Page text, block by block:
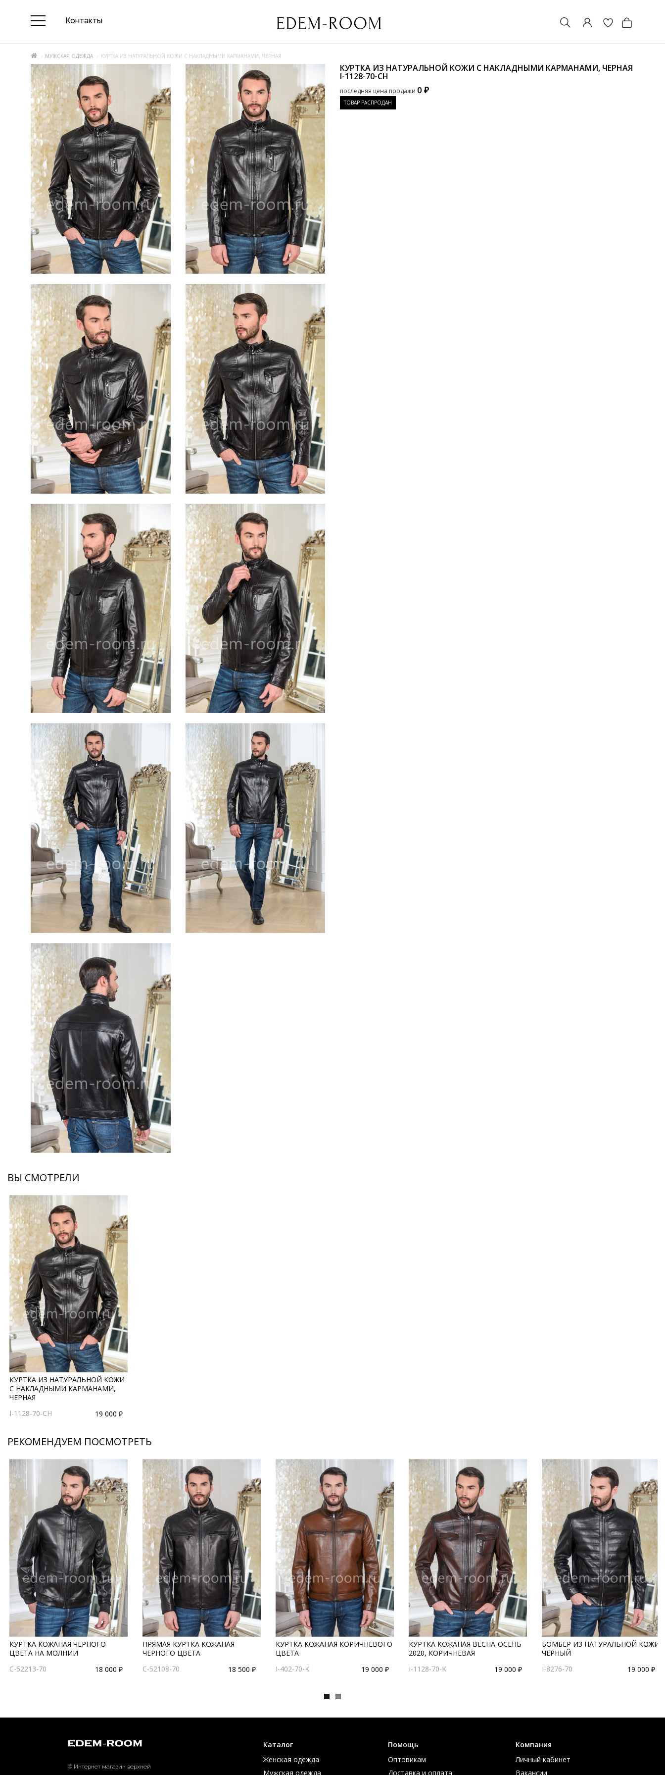
Контакты
МУЖСКАЯ ОДЕЖДА КУРТКА ИЗ НАТУРАЛЬНОЙ КОЖИ С НАКЛАДНЫМИ КАРМАНАМИ, ЧЕРНАЯ
КУРТКА ИЗ НАТУРАЛЬНОЙ КОЖИ С НАКЛАДНЫМИ КАРМАНАМИ, ЧЕРНАЯ
I-1128-70-CH
последняя цена продажи 0 ₽
ТОВАР РАСПРОДАН
ВЫ СМОТРЕЛИ
КУРТКА ИЗ НАТУРАЛЬНОЙ КОЖИ
С НАКЛАДНЫМИ КАРМАНАМИ,
ЧЕРНАЯ
I-1128-70-CH
19 000 ₽
РЕКОМЕНДУЕМ ПОСМОТРЕТЬ
КУРТКА КОЖАНАЯ ЧЕРНОГО
ЦВЕТА НА МОЛНИИ
C-52213-70
18 000 ₽
ПРЯМАЯ КУРТКА КОЖАНАЯ
ЧЕРНОГО ЦВЕТА
C-52108-70
18 500 ₽
КУРТКА КОЖАНАЯ КОРИЧНЕВОГО
ЦВЕТА
I-402-70-K
19 000 ₽
КУРТКА КОЖАНАЯ ВЕСНА-ОСЕНЬ
2020, КОРИЧНЕВАЯ
I-1128-70-K
19 000 ₽
БОМБЕР ИЗ НАТУРАЛЬНОЙ КОЖИ
ЧЕРНЫЙ
I-8276-70
19 000 ₽
© Интернет магазин верхней
Каталог
Женская одежда
Мужская одежда
Помощь
Оптовикам
Доставка и оплата
Компания
Личный кабинет
Вакансии